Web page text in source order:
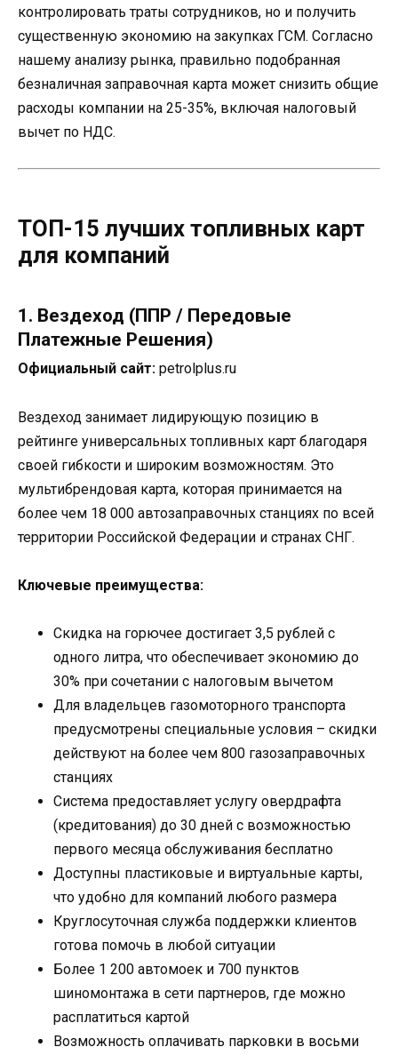
контролировать траты сотрудников, но и получить
существенную экономию на закупках ГСМ. Согласно
нашему анализу рынка, правильно подобранная
безналичная заправочная карта может снизить общие
расходы компании на 25-35%, включая налоговый
вычет по НДС.
ТОП-15 лучших топливных карт
для компаний
1. Вездеход (ППР / Передовые
Платежные Решения)
Официальный сайт: petrolplus.ru
Вездеход занимает лидирующую позицию в
рейтинге универсальных топливных карт благодаря
своей гибкости и широким возможностям. Это
мультибрендовая карта, которая принимается на
более чем 18 000 автозаправочных станциях по всей
территории Российской Федерации и странах СНГ.
Ключевые преимущества:
Скидка на горючее достигает 3,5 рублей с
одного литра, что обеспечивает экономию до
30% при сочетании с налоговым вычетом
Для владельцев газомоторного транспорта
предусмотрены специальные условия – скидки
действуют на более чем 800 газозаправочных
станциях
Система предоставляет услугу овердрафта
(кредитования) до 30 дней с возможностью
первого месяца обслуживания бесплатно
Доступны пластиковые и виртуальные карты,
что удобно для компаний любого размера
Круглосуточная служба поддержки клиентов
готова помочь в любой ситуации
Более 1 200 автомоек и 700 пунктов
шиномонтажа в сети партнеров, где можно
расплатиться картой
Возможность оплачивать парковки в восьми